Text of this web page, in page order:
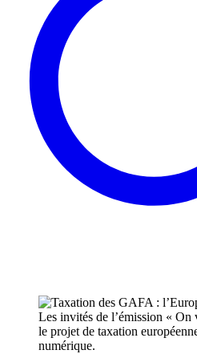
Les invités de l’émission «
le projet de taxation
numérique.